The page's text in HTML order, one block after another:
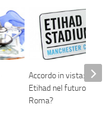
Accordo in vista: gli
Etihad nel futuro
Roma?